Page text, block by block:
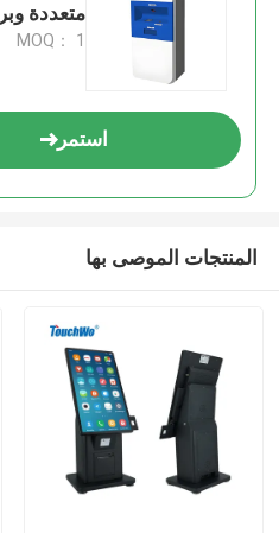
متعددة
MOQ： 1
استمر
المنتجات الموصى بها